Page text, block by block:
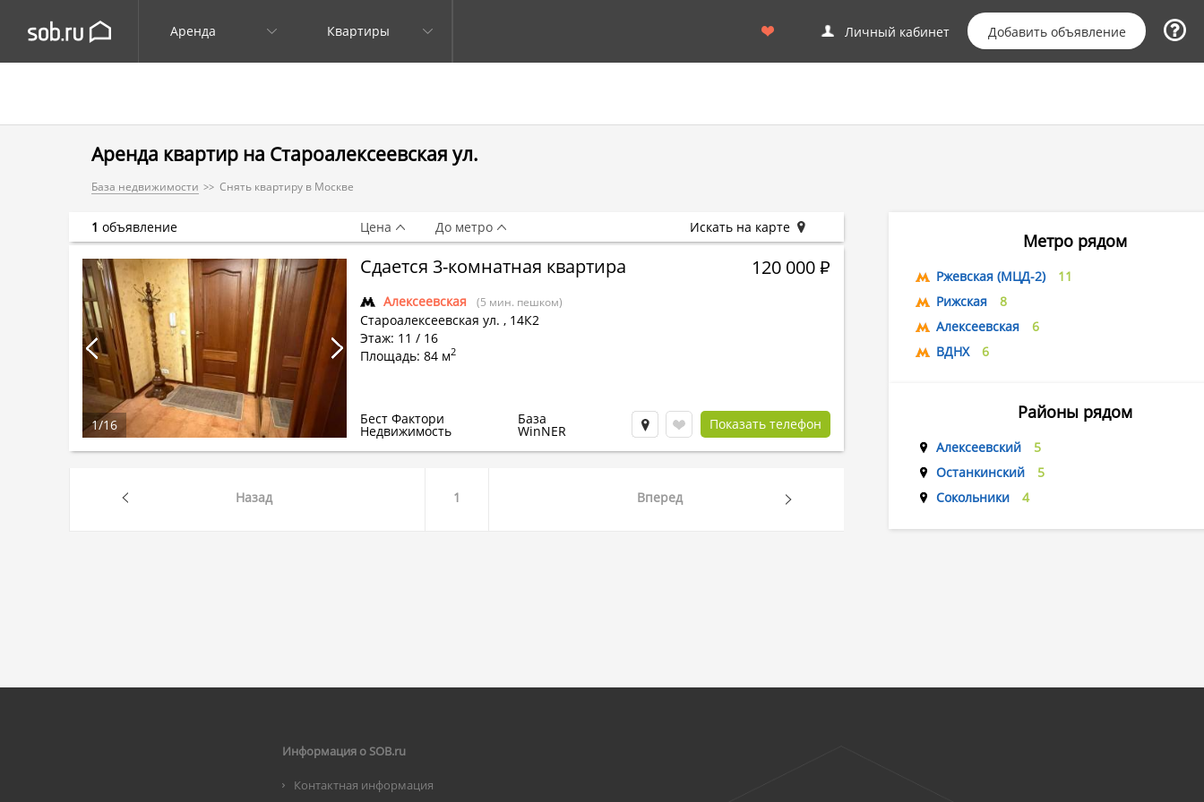
Аренда Квартиры Личный кабинет Добавить объявление
Аренда квартир на Староалексеевская ул.
База недвижимости Снять квартиру в Москве
Сдается 3-комнатная квартира
Алексеевская (5 мин. пешком)
Староалексеевская ул. , 14К2
Этаж: 11 / 16
Площадь: 84 м2
120 000Р
Бест Фактори
Недвижимость
База
WinNER Показать телефон
1/16
1 объявление Цена До метро Искать на карте
Метро рядом
Ржевская (МЦД-2)
11
Рижская
8
Алексеевская
6
ВДНХ
6
Районы рядом
Алексеевский
5
Останкинский
5
Сокольники
4
Назад 1 Вперед
Информация о SOB.ru
Контактная информация